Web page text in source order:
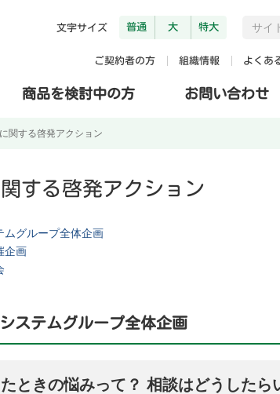
文字サイズ 普通 大 特大
ご契約者の方 組織情報 よくあ
商品を検討中の方 お問い合わせ
関する啓発アクション
する啓発アクション
グループ全体企画
企画
テムグループ全体企画
ときの悩みって？ 相談はどうしたら